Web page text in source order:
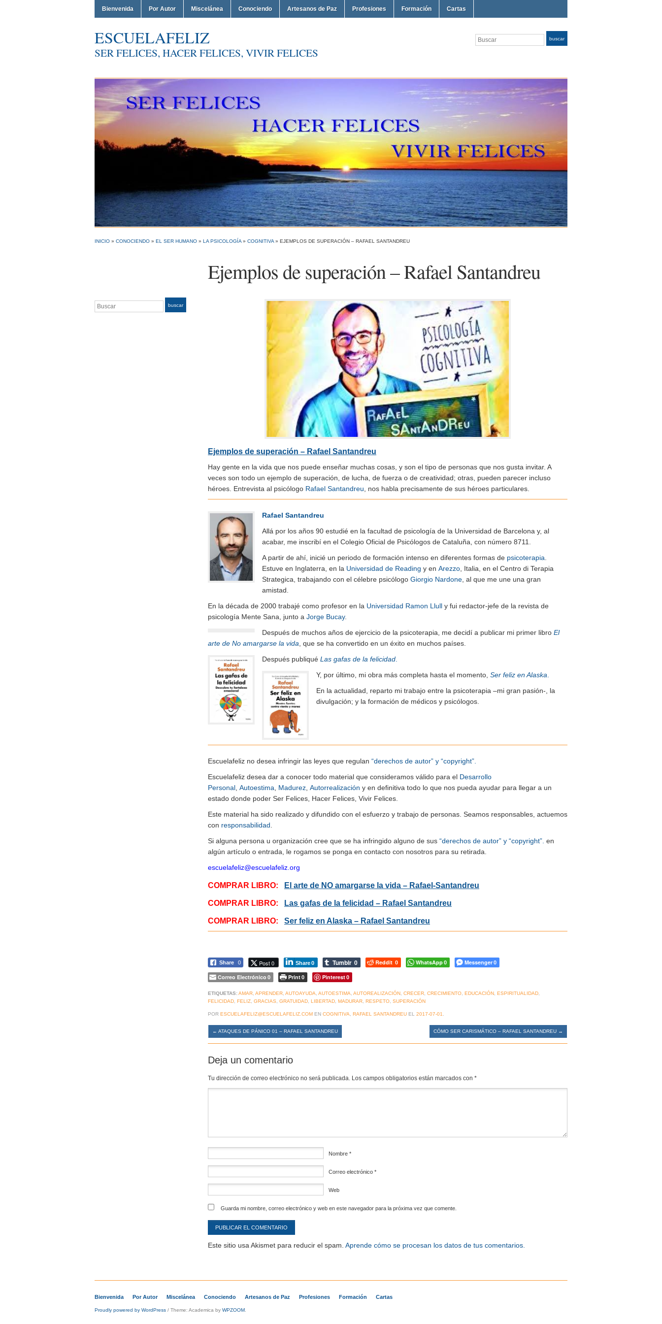
Bienvenida Por Autor Miscelánea Conociendo Artesanos de Paz Profesiones Formación Cartas
ESCUELAFELIZ
SER FELICES, HACER FELICES, VIVIR FELICES
Buscar buscar
INICIO » CONOCIENDO » EL SER HUMANO » LA PSICOLOGÍA » COGNITIVA » EJEMPLOS DE SUPERACIÓN – RAFAEL SANTANDREU
Ejemplos de superación – Rafael Santandreu
Buscar buscar
Ejemplos de superación – Rafael Santandreu
Hay gente en la vida que nos puede enseñar muchas cosas, y son el tipo de personas que nos gusta invitar. A
veces son todo un ejemplo de superación, de lucha, de fuerza o de creatividad; otras, pueden parecer incluso
héroes. Entrevista al psicólogo Rafael Santandreu , nos habla precisamente de sus héroes particulares.
Rafael Santandreu
Allá por los años 90 estudié en la facultad de psicología de la Universidad de Barcelona y, al
acabar, me inscribí en el Colegio Oficial de Psicólogos de Cataluña, con número 8711.
A partir de ahí, inicié un periodo de formación intenso en diferentes formas de psicoterapia
Estuve en Inglaterra, en la Universidad de Reading y en Arezzo , Italia, en el Centro di Terapia
Strategica, trabajando con el célebre psicólogo Giorgio Nardone , al que me une una gran
amistad.
En la década de 2000 trabajé como profesor en la Universidad Ramon Llull y fui redactor-jefe de la revista de
psicología Mente Sana, junto a Jorge Bucay.
Después de muchos años de ejercicio de la psicoterapia, me decidí a publicar mi primer libro El
arte de No amargarse la vida , que se ha convertido en un éxito en muchos países.
Después publiqué Las gafas de la felicidad
Y, por último, mi obra más completa hasta el momento, Ser feliz en Alaska
En la actualidad, reparto mi trabajo entre la psicoterapia –mi gran pasión-, la
divulgación; y la formación de médicos y psicólogos.
Escuelafeliz no desea infringir las leyes que regulan “derechos de autor” y “copyright”.
Escuelafeliz desea dar a conocer todo material que consideramos válido para el Desarrollo
Personal Autoestima Madurez Autorrealización y en definitiva todo lo que nos pueda ayudar para llegar a un
estado donde poder Ser Felices, Hacer Felices, Vivir Felices.
Este material ha sido realizado y difundido con el esfuerzo y trabajo de personas. Seamos responsables, actuemos
con responsabilidad
Si alguna persona u organización cree que se ha infringido alguno de sus “derechos de autor” y “copyright”. en
algún artículo o entrada, le rogamos se ponga en contacto con nosotros para su retirada.
escuelafeliz@escuelafeliz.org
COMPRAR LIBRO: El arte de NO amargarse la vida – Rafael-Santandreu
COMPRAR LIBRO: Las gafas de la felicidad – Rafael Santandreu
COMPRAR LIBRO: Ser feliz en Alaska – Rafael Santandreu
Share 0 Post 0 Share0 Tumblr 0 Reddit 0 WhatsApp0 Messenger0
Correo Electrónico 0 Print0 Pinterest0
ETIQUETAS:AMAR APRENDER AUTOAYUDA AUTOESTIMA AUTOREALIZACIÓN CRECER CRECIMIENTO EDUCACIÓN ESPIRITUALIDAD
FELICIDAD FELIZ GRACIAS GRATUIDAD LIBERTAD MADURAR RESPETO SUPERACIÓN
POR ESCUELAFELIZ@ESCUELAFELIZ.COM EN COGNITIVA RAFAEL SANTANDREU EL 2017-07-01
← ATAQUES DE PÁNICO 01 – RAFAEL SANTANDREU CÓMO SER CARISMÁTICO – RAFAEL SANTANDREU →
Deja un comentario
Tu dirección de correo electrónico no será publicada. Los campos obligatorios están marcados con *
Nombre *
Correo electrónico *
Web
Guarda mi nombre, correo electrónico y web en este navegador para la próxima vez que comente.
Este sitio usa Akismet para reducir el spam. Aprende cómo se procesan los datos de tus comentarios.
Bienvenida Por Autor Miscelánea Conociendo Artesanos de Paz Profesiones Formación Cartas
Proudly powered by WordPress / Theme: Academica by WPZOOM